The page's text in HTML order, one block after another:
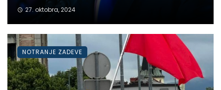
27. oktobra, 2024
NOTRANJE ZADEVE